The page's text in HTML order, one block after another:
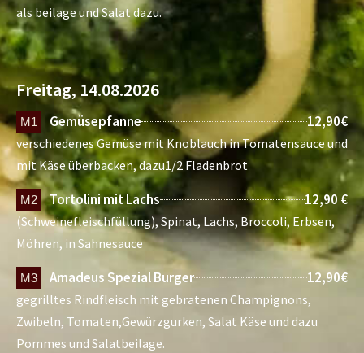
als beilage und Salat dazu.
Freitag, 14.08.2026
M1 Gemüsepfanne 12,90€
verschiedenes Gemüse mit Knoblauch in Tomatensauce und
mit Käse überbacken, dazu1/2 Fladenbrot
M2 Tortolini mit Lachs 12,90 €
(Schweinefleischfüllung), Spinat, Lachs, Broccoli, Erbsen,
Möhren, in Sahnesauce
M3 Amadeus Spezial Burger 12,90€
gegrilltes Rindfleisch mit gebratenen Champignons,
Zwibeln, Tomaten,Gewürzgurken, Salat Käse und dazu
Pommes und Salatbeilage.